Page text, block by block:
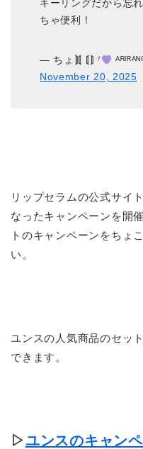
キーリングだから忘
ちゃ便利！
— ちょ⟭⟬ ⟬⟭ ⁷
November 20, 2025
リップセラムの公式サイ
なったキャンペーンを開
トのキャンペーンをちょ
い。
ユンスの人気商品のセッ
できます。
▷ユンスのキャン